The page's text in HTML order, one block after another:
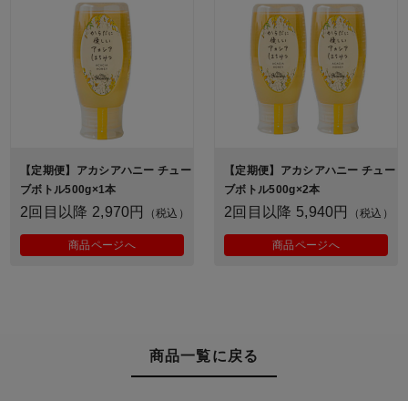
【定期便】アカシアハニー チュー
ブボトル500g×1本
2回目以降 2,970円 （税込）
商品ページへ
【定期便】アカシアハニー チュー
ブボトル500g×2本
2回目以降 5,940円 （税込）
商品ページへ
商品一覧に戻る